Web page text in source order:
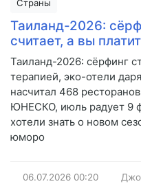
Страны
Таиланд-2026:
считает, а вы
Таиланд-2026: сёрфинг
терапией, эко-отели
насчитал 468
ЮНЕСКО, июль радует 9
хотели знать о новом
юморо
06.07.2026 00:20